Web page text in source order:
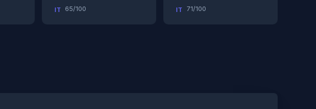
IT 65/100 IT 71/100